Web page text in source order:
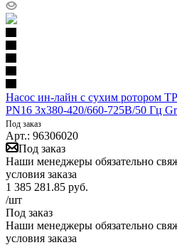
Насос ин-лайн с сухим ротором
PN16 3х380-420/660-725В/50 Гц
Под заказ
Арт.: 96306020
Под заказ
Наши менеджеры обязательно
условия заказа
1 385 281.85 руб.
/шт
Под заказ
Наши менеджеры обязательно
условия заказа